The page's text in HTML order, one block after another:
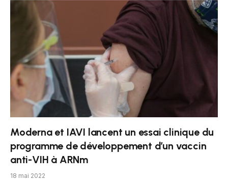
Moderna et IAVI lancent un essai clinique du
programme de développement d’un vaccin
anti-VIH à ARNm
18 mai 2022